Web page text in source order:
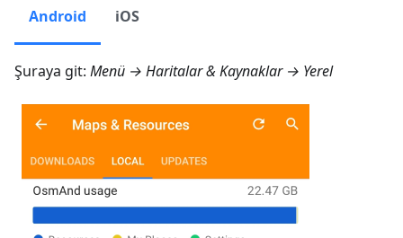
Android iOS
Şuraya git: Menü → Haritalar & Kaynaklar → Yerel